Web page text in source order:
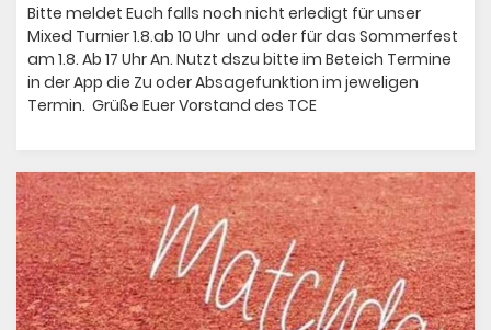
Bitte meldet Euch falls noch nicht erledigt für unser
Mixed Turnier 1.8.ab 10 Uhr und oder für das Sommerfest
am 1.8. Ab 17 Uhr An. Nutzt dszu bitte im Beteich Termine
in der App die Zu oder Absagefunktion im jeweligen
Termin. Grüße Euer Vorstand des TCE